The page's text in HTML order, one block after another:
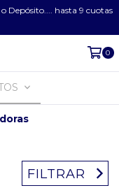
Depósito.... hasta 9 cuotas
0
FILTRAR